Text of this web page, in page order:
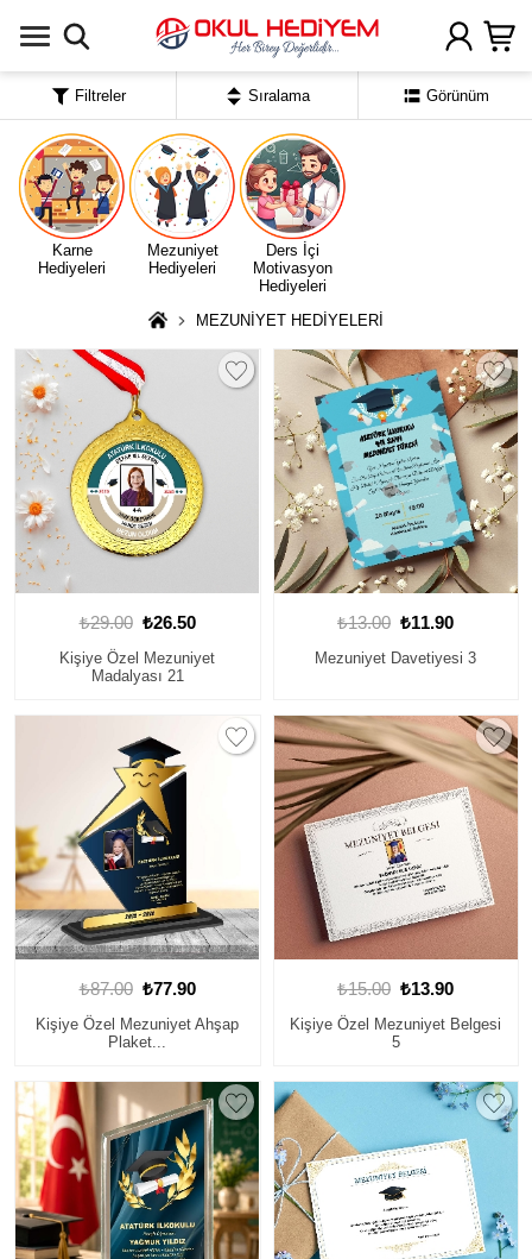
Karne
Hediyeleri
Mezuniyet
Hediyeleri
Ders İçi
Motivasyon
Hediyeleri
MEZUNİYET HEDİYELERİ
₺29.00 ₺26.50
Kişiye Özel Mezuniyet
Madalyası 21
₺13.00 ₺11.90
Mezuniyet Davetiyesi 3
₺87.00 ₺77.90
Kişiye Özel Mezuniyet Ahşap
Plaket...
₺15.00 ₺13.90
Kişiye Özel Mezuniyet Belgesi
5
Filtreler Sıralama Görünüm
Uygulamada Aç